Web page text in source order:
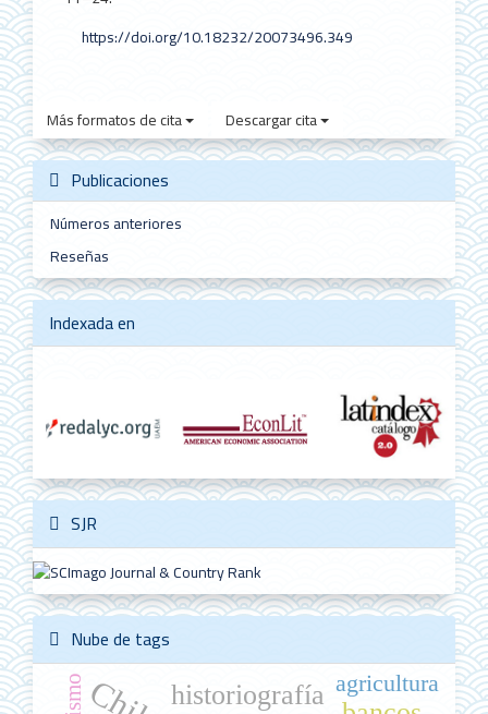
https://doi.org/10.18232/20073496.349
Más formatos de cita Descargar cita
Publicaciones
Números anteriores
Reseñas
Indexada en
SJR
Nube de tags
historiografía agricultura